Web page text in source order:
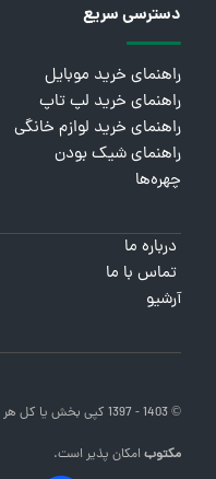
دسترسی سریع
راهنمای خرید موبایل
راهنمای خرید لپ تاپ
راهنمای خرید لوازم خانگی
راهنمای شیک بودن
چهره‌ها
درباره ما
تماس با ما
آرشیو
© 1403 - 1397 کپی بخش یا کل هر کدام از مطالب
مکتوبامکان پذیر است.